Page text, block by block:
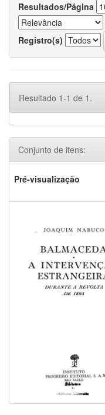
Resultados/Página
Registro(s)
Resultado 1-1 de 1.
Conjunto de itens:
Pré-visualização